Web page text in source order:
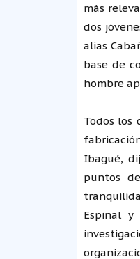
más
dos
alias
base de
hombre
Todos
Ibagué,
puntos
Espinal y